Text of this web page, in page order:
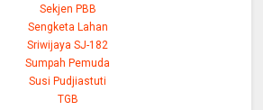
Sekjen PBB
Sengketa Lahan
Sriwijaya SJ-182
Sumpah Pemuda
Susi Pudjiastuti
TGB